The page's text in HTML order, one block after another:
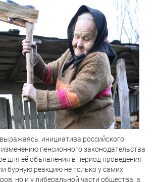
инициатива российского
пенсионного законодательства
для её объявления в период проведения
бурную реакцию не только у самих
но и у либеральной части общества, а